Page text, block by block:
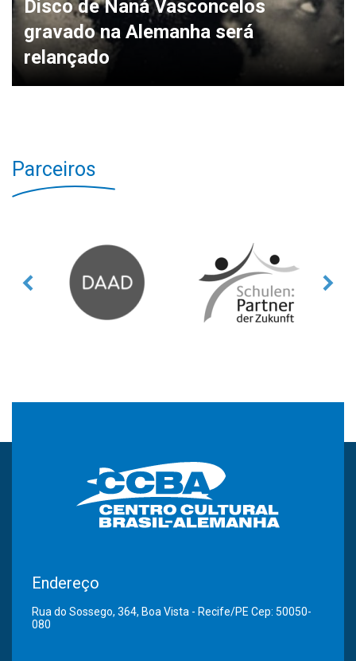
Disco de Naná Vasconcelos
gravado na Alemanha será
relançado
Parceiros
Endereço
Rua do Sossego, 364, Boa Vista - Recife/PE Cep: 50050-
080